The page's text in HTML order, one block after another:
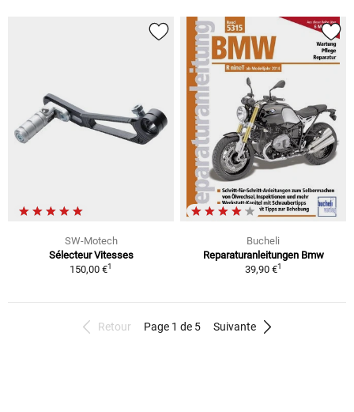
SW-Motech
Sélecteur Vitesses
150,00 €1
Bucheli
Reparaturanleitungen Bmw
39,90 €1
Retour Page 1 de 5 Suivante